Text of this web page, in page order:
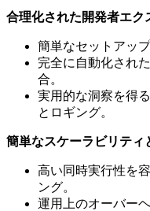
合理化された開発者エク
簡単なセットアッ
完全に自動化され
合。
実用的な洞察を得
とロギング。
簡単なスケーラビリティ
高い同時実行性を
ング。
運用上のオーバー